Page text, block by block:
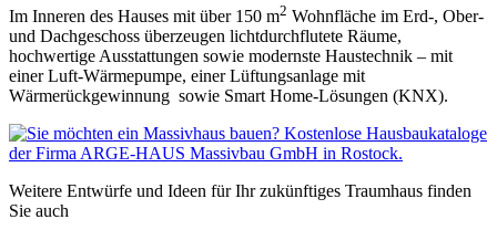
Im Inneren des Hauses mit über 150 m2 Wohnfläche im Erd-, Ober-
und Dachgeschoss überzeugen lichtdurchflutete Räume,
hochwertige Ausstattungen sowie modernste Haustechnik – mit
einer Luft-Wärmepumpe, einer Lüftungsanlage mit
Wärmerückgewinnung sowie Smart Home-Lösungen (KNX).
Weitere Entwürfe und Ideen für Ihr zukünftiges Traumhaus finden
Sie auch